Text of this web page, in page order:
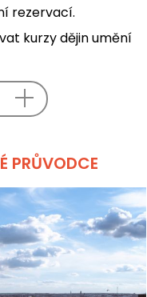
rezervací.
kurzy dějin umění
PRŮVODCE